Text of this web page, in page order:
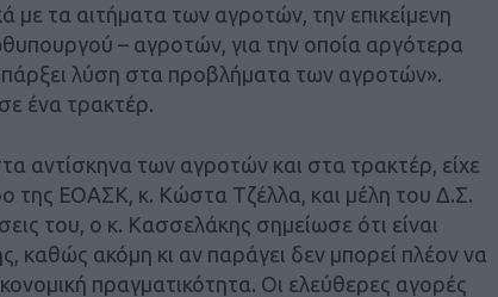
τα αιτήματα των αγροτών, την επικείμενη
– αγροτών, για την οποία αργότερα
λύση στα προβλήματα των αγροτών».
ένα τρακτέρ.
αντίσκηνα των αγροτών και στα τρακτέρ, είχε
της ΕΟΑΣΚ, κ. Κώστα Τζέλλα, και μέλη του Δ.Σ.
του, ο κ. Κασσελάκης σημείωσε ότι είναι
καθώς ακόμη κι αν παράγει δεν μπορεί πλέον να
πραγματικότητα. Οι ελεύθερες αγορές